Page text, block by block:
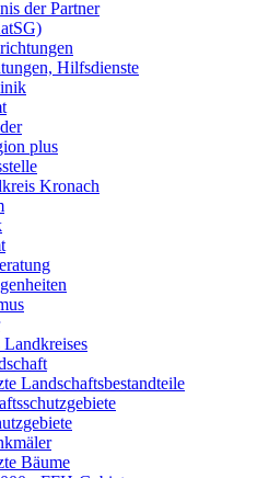
der Partner
Hilfsdienste
plus
Kronach
Landkreises
Landschaftsbestandteile
Bäume